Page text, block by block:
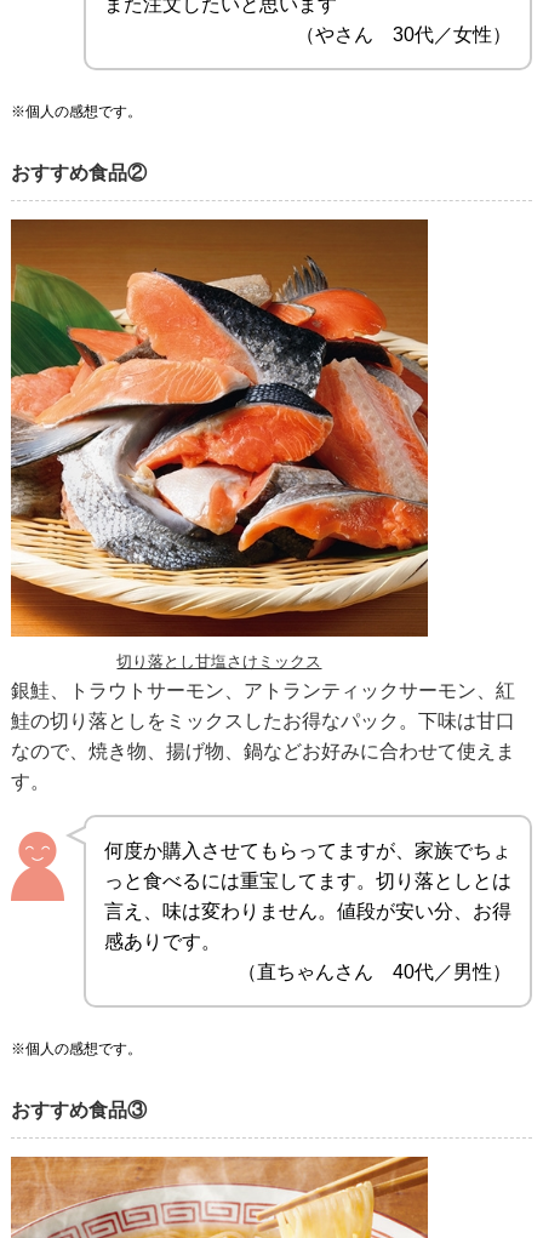
また注文したいと思います
（やさん 30代／女性）
※個人の感想です。
おすすめ食品②
切り落とし甘塩さけミックス
銀鮭、トラウトサーモン、アトランティックサーモン、紅
鮭の切り落としをミックスしたお得なパック。下味は甘口
なので、焼き物、揚げ物、鍋などお好みに合わせて使えま
す。
何度か購入させてもらってますが、家族でちょ
っと食べるには重宝してます。切り落としとは
言え、味は変わりません。値段が安い分、お得
感ありです。
（直ちゃんさん 40代／男性）
※個人の感想です。
おすすめ食品③